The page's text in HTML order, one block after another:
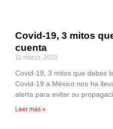
Covid-19, 3 mitos
cuenta
11 marzo, 2020
Covid-19, 3 mitos que debes
Covid-19 a México nos ha
alerta para evitar su
Leer más »